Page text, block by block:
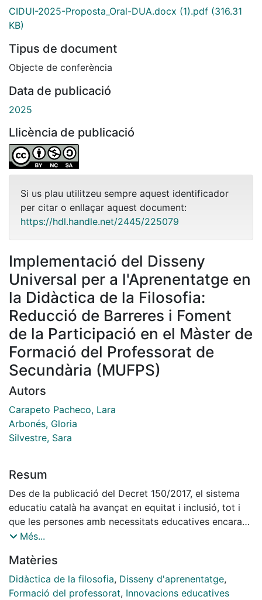
CIDUI-2025-Proposta_Oral-DUA.docx (1).pdf (316.31
KB)
Tipus de document
Objecte de conferència
Data de publicació
2025
Llicència de publicació
Si us plau utilitzeu sempre aquest identificador
per citar o enllaçar aquest document:
https://hdl.handle.net/2445/225079
Implementació del Disseny
Universal per a l'Aprenentatge en
la Didàctica de la Filosofia:
Reducció de Barreres i Foment
de la Participació en el Màster de
Formació del Professorat de
Secundària (MUFPS)
Autors
Carapeto Pacheco, Lara
Arbonés, Gloria
Silvestre, Sara
Resum
Des de la publicació del Decret 150/2017, el sistema
educatiu català ha avançat en equitat i inclusió, tot i
que les persones amb necessitats educatives encara
troben barreres. Aquest projecte introdueix el Disseny
Formació del Professorat de Secundària per reduir-les
mitjançant metodologies inclusives. La seva
implementació millora la qualitat de l’aprenentatge,
Més...
Matèries
Didàctica de la filosofia, Disseny d'aprenentatge,
Formació del professorat, Innovacions educatives